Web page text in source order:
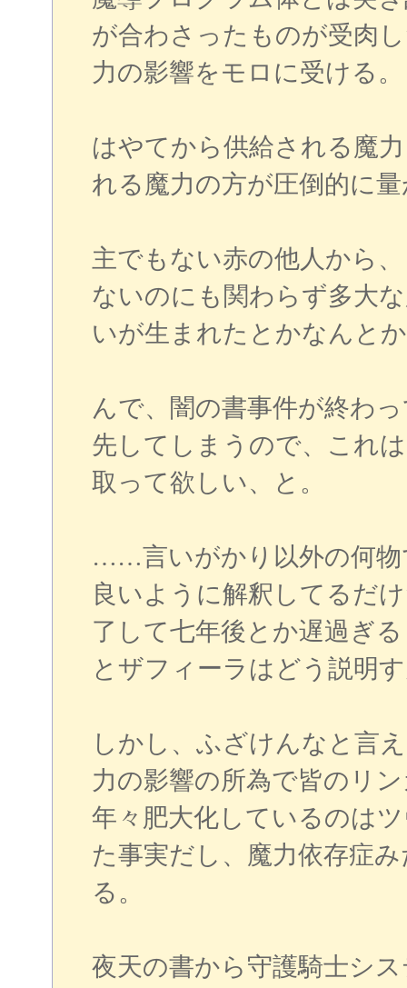
が合わさったものが受肉
力の影響をモロに受ける。
はやてから供給される魔
れる魔力の方が圧倒的に
主でもない赤の他人から
ないのにも関わらず多大
いが生まれたとかなんと
んで、闇の書事件が終わ
先してしまうので、これ
取って欲しい、と。
……言いがかり以外の何物
良いように解釈してるだ
了して七年後とか遅過ぎ
とザフィーラはどう説明
しかし、ふざけんなと言
力の影響の所為で皆のリ
年々肥大化しているのは
た事実だし、魔力依存症
る。
夜天の書から守護騎士シ